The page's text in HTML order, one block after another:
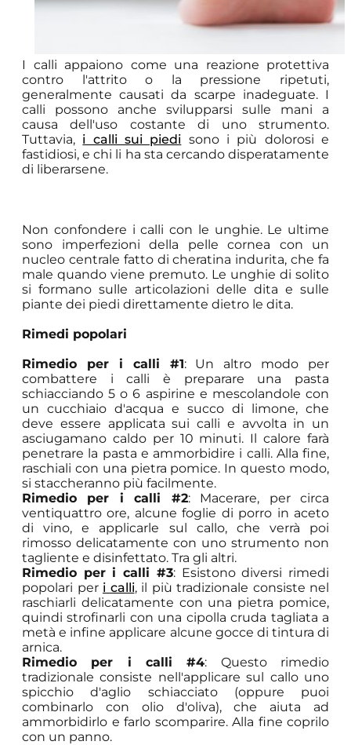
I calli appaiono come una reazione protettiva
contro l'attrito o la pressione ripetuti,
generalmente causati da scarpe inadeguate. I
calli possono anche svilupparsi sulle mani a
causa dell'uso costante di uno strumento.
Tuttavia, i calli sui piedi sono i più dolorosi e
fastidiosi, e chi li ha sta cercando disperatamente
di liberarsene.
Non confondere i calli con le unghie. Le ultime
sono imperfezioni della pelle cornea con un
nucleo centrale fatto di cheratina indurita, che fa
male quando viene premuto. Le unghie di solito
si formano sulle articolazioni delle dita e sulle
piante dei piedi direttamente dietro le dita.
Rimedi popolari
Rimedio per i calli #1: Un altro modo per
combattere i calli è preparare una pasta
schiacciando 5 o 6 aspirine e mescolandole con
un cucchiaio d'acqua e succo di limone, che
deve essere applicata sui calli e avvolta in un
asciugamano caldo per 10 minuti. Il calore farà
penetrare la pasta e ammorbidire i calli. Alla fine,
raschiali con una pietra pomice. In questo modo,
si staccheranno più facilmente.
Rimedio per i calli #2: Macerare, per circa
ventiquattro ore, alcune foglie di porro in aceto
di vino, e applicarle sul callo, che verrà poi
rimosso delicatamente con uno strumento non
tagliente e disinfettato. Tra gli altri.
Rimedio per i calli #3: Esistono diversi rimedi
popolari per i calli, il più tradizionale consiste nel
raschiarli delicatamente con una pietra pomice,
quindi strofinarli con una cipolla cruda tagliata a
metà e infine applicare alcune gocce di tintura di
arnica.
Rimedio per i calli #4: Questo rimedio
tradizionale consiste nell'applicare sul callo uno
spicchio d'aglio schiacciato (oppure puoi
combinarlo con olio d'oliva), che aiuta ad
ammorbidirlo e farlo scomparire. Alla fine coprilo
con un panno.